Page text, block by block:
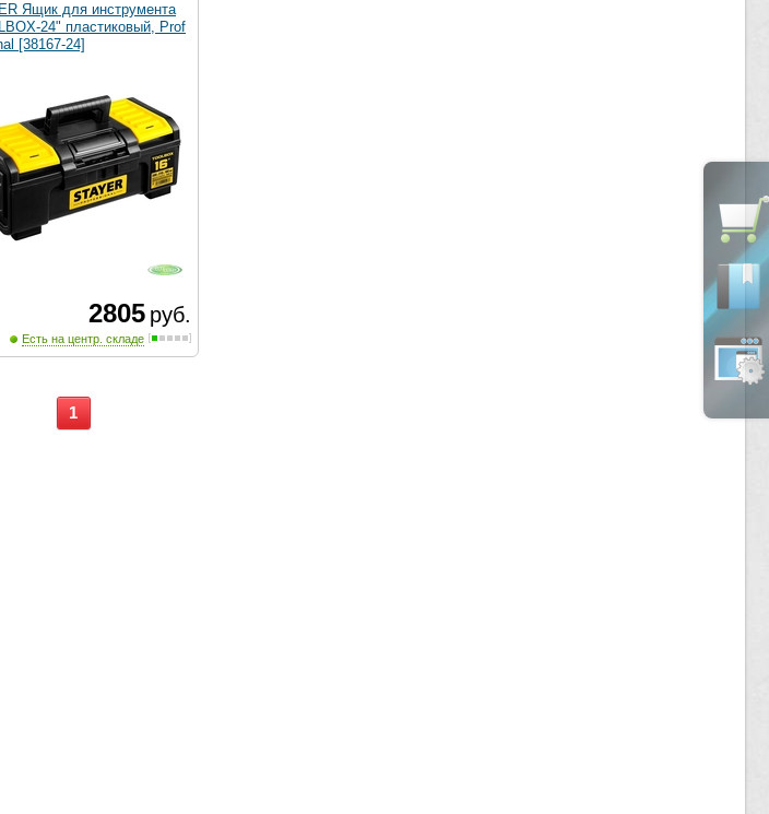
Ящик для инструмента
24" пластиковый, Prof
[38167-24]
2805 руб.
Есть на центр. складе
1